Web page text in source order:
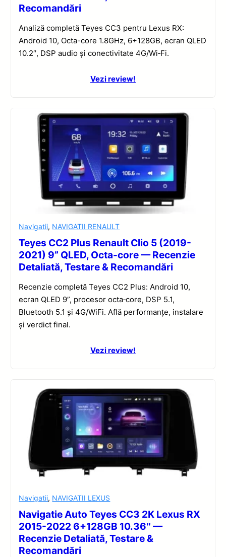
Recomandări
Analiză completă Teyes CC3 pentru Lexus RX:
Android 10, Octa-core 1.8GHz, 6+128GB, ecran QLED
10.2″, DSP audio și conectivitate 4G/Wi‑Fi.
Vezi review!
Navigatii, NAVIGATII RENAULT
Teyes CC2 Plus Renault Clio 5 (2019-
2021) 9” QLED, Octa-core — Recenzie
Detaliată, Testare & Recomandări
Recenzie completă Teyes CC2 Plus: Android 10,
ecran QLED 9”, procesor octa‑core, DSP 5.1,
Bluetooth 5.1 și 4G/WiFi. Află performanțe, instalare
și verdict final.
Vezi review!
Navigatii, NAVIGATII LEXUS
Navigatie Auto Teyes CC3 2K Lexus RX
2015-2022 6+128GB 10.36″ —
Recenzie Detaliată, Testare &
Recomandări